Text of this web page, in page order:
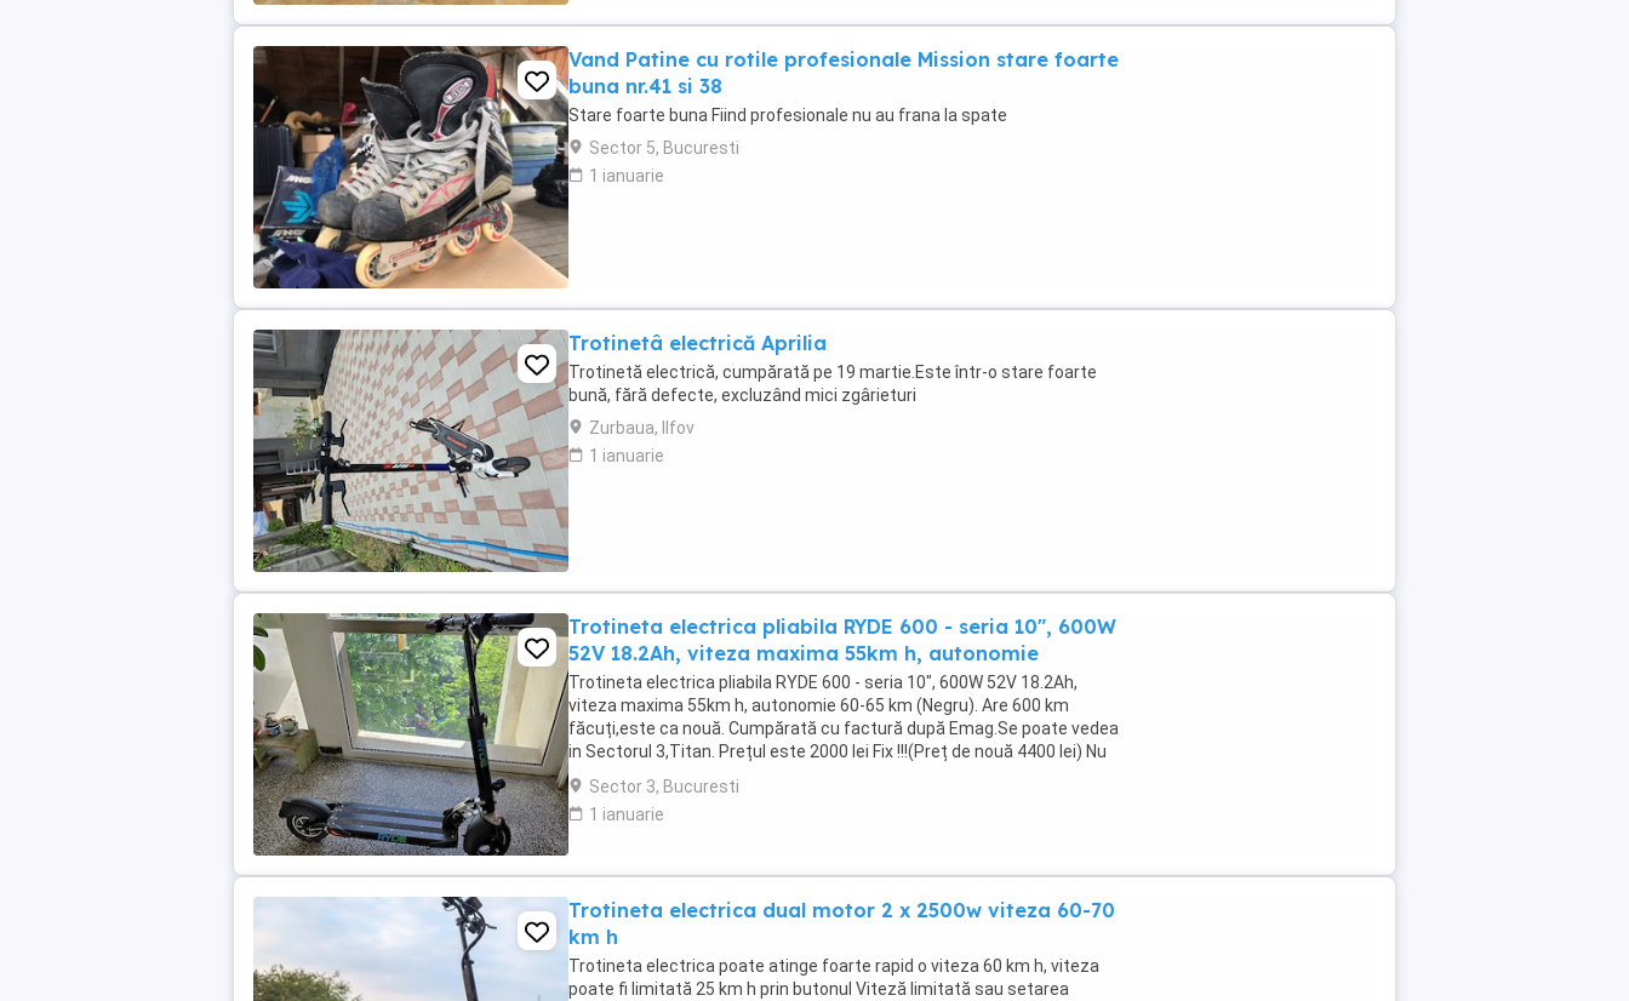
Vand Patine cu rotile profesionale Mission stare foarte
buna nr.41 si 38
Stare foarte buna Fiind profesionale nu au frana la spate
Sector 5, Bucuresti
1 ianuarie
Trotinetâ electrică Aprilia
Trotinetă electrică, cumpărată pe 19 martie.Este într-o stare foarte
bună, fără defecte, excluzând mici zgârieturi
Zurbaua, Ilfov
1 ianuarie
Trotineta electrica pliabila RYDE 600 - seria 10", 600W
52V 18.2Ah, viteza maxima 55km h, autonomie
Trotineta electrica pliabila RYDE 600 - seria 10", 600W 52V 18.2Ah,
viteza maxima 55km h, autonomie 60-65 km (Negru). Are 600 km
făcuți,este ca nouă. Cumpărată cu factură după Emag.Se poate vedea
in Sectorul 3,Titan. Prețul este 2000 lei Fix !!!(Preț de nouă 4400 lei) Nu
accept nici un fel de schimburi ...
Sector 3, Bucuresti
1 ianuarie
Trotineta electrica dual motor 2 x 2500w viteza 60-70
km h
Trotineta electrica poate atinge foarte rapid o viteza 60 km h, viteza
poate fi limitată 25 km h prin butonul Viteză limitată sau setarea